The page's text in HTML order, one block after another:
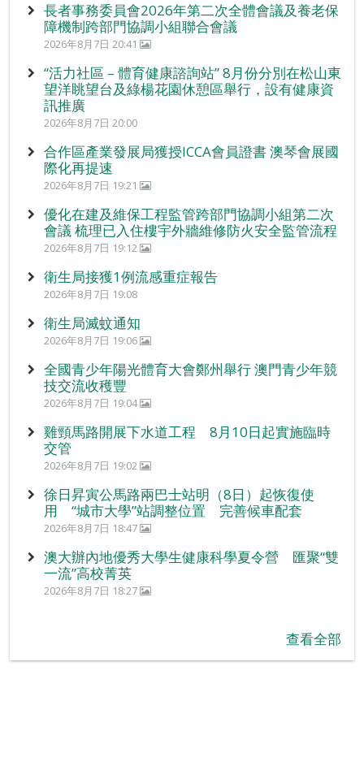
長者事務委員會2026年第二次全體會議及養老保
障機制跨部門協調小組聯合會議
2026年8月7日 20:41
“活力社區 – 體育健康諮詢站” 8月份分別在松山東
望洋眺望台及綠楊花園休憩區舉行，設有健康資
訊推廣
2026年8月7日 20:00
合作區產業發展局獲授ICCA會員證書 澳琴會展國
際化再提速
2026年8月7日 19:21
優化在建及維保工程監管跨部門協調小組第二次
會議 梳理已入住樓宇外牆維修防火安全監管流程
2026年8月7日 19:12
衛生局接獲1例流感重症報告
2026年8月7日 19:08
衛生局滅蚊通知
2026年8月7日 19:06
全國青少年陽光體育大會鄭州舉行 澳門青少年競
技交流收穫豐
2026年8月7日 19:04
雞頸馬路開展下水道工程 8月10日起實施臨時
交管
2026年8月7日 19:02
徐日昇寅公馬路兩巴士站明（8日）起恢復使
用 “城市大學”站調整位置 完善候車配套
2026年8月7日 18:47
澳大辦內地優秀大學生健康科學夏令營 匯聚“雙
一流”高校菁英
2026年8月7日 18:27
查看全部